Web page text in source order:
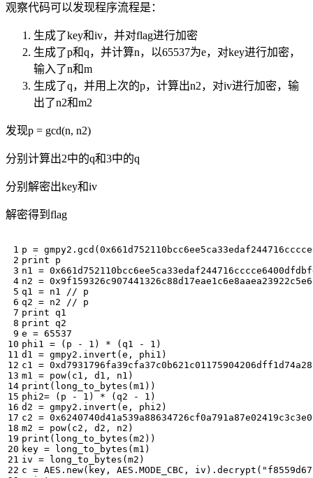
观察代码可以发现程序流程是：
生成了key和iv，并对flag进行加密
生成了p和q，并计算n，以65537为e，对key进行加密，
输入了n和m
生成了q，并用上次的p，计算出n2，对iv进行加密，输
出了n2和m2
发现p = gcd(n, n2)
分别计算出2中的q和3中的q
分别解密出key和iv
解密得到flag
p = gmpy2 . gcd (
print
p
n1
=
n2 =
q1
= n1 //
p
q2 = n2 //
p
print q1
print q2
e = 65537
phi1
= ( p - 1 ) * ( q1 - 1 )
d1
= gmpy2 . invert ( e , phi1 )
c1
=
m1
= pow( c1 , d1 , n1 )
print ( long_to_bytes ( m1 ))
phi2= ( p - 1 ) * ( q2 - 1 )
d2 = gmpy2 . invert ( e , phi2 )
c2 =
m2 = pow( c2 , d2 , n2 )
print ( long_to_bytes ( m2 ))
key = long_to_bytes ( m1 )
iv = long_to_bytes ( m2 )
c = AES . new( key , AES . MODE_CBC , iv ) . decrypt (